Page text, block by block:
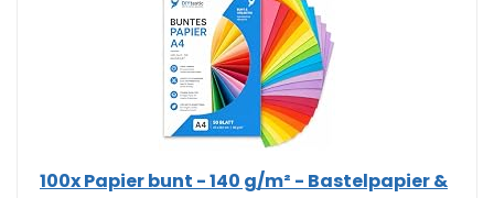
100x Papier bunt - 140 g/m² - Bastelpapier &